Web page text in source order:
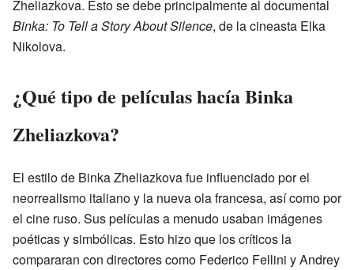
Zheliazkova. Esto se debe principalmente al documental
Binka: To Tell a Story About Silence, de la cineasta Elka
Nikolova.
¿Qué tipo de películas hacía Binka
Zheliazkova?
El estilo de Binka Zheliazkova fue influenciado por el
neorrealismo italiano y la nueva ola francesa, así como por
el cine ruso. Sus películas a menudo usaban imágenes
poéticas y simbólicas. Esto hizo que los críticos la
compararan con directores como Federico Fellini y Andrey